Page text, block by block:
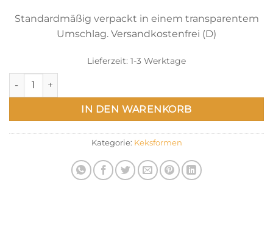
Standardmäßig verpackt in einem transparentem
Umschlag. Versandkostenfrei (D)
Lieferzeit: 1-3 Werktage
Bienen Keksausstecher – Biene mit Wabe Menge
IN DEN WARENKORB
Kategorie: Keksformen